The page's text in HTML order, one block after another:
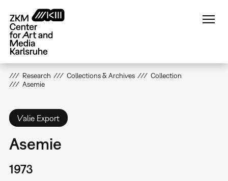
main
content
Research Collections & Archives
Collection
Asemie
Valie Export
Asemie
1973